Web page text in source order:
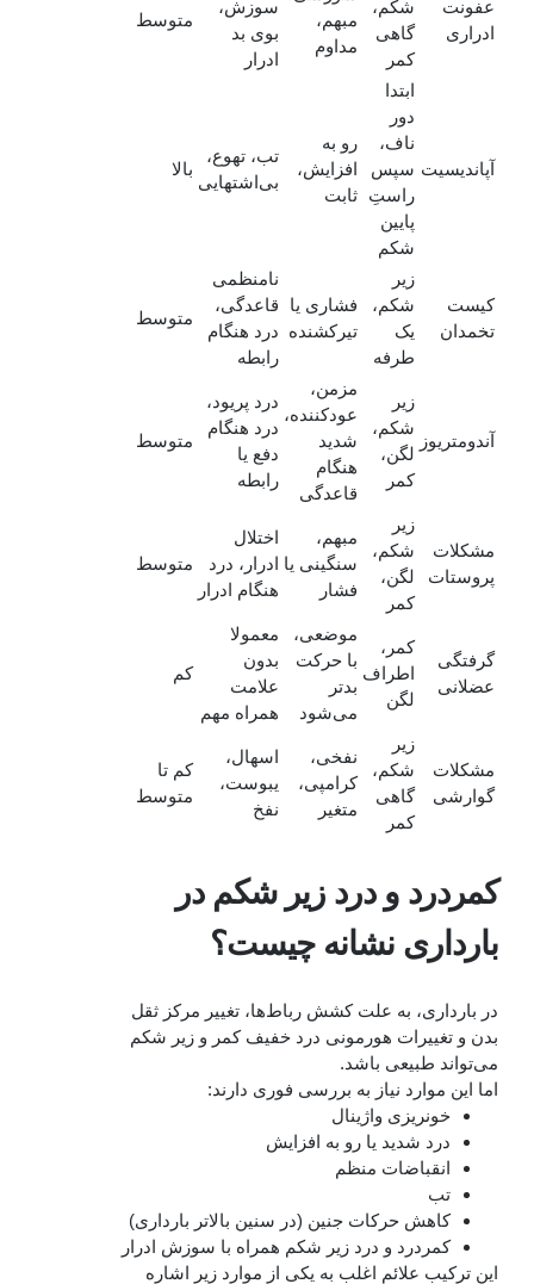
عفونت
ادراری
شکم،
گاهی
کمر
مبهم،
مداوم
سوزش،
بوی بد
ادرار
متوسط
آپاندیسیت
ابتدا
دور
ناف،
سپس
راستِ
پایین
شکم
رو به
افزایش،
ثابت
تب، تهوع،
بی‌اشتهایی
بالا
کیست
تخمدان
زیر
شکم،
یک‌
طرفه
فشاری یا
تیرکشنده
نامنظمی
قاعدگی،
درد هنگام
رابطه
متوسط
آندومتریوز
زیر
شکم،
لگن،
کمر
مزمن،
عودکننده،
شدید
هنگام
قاعدگی
درد پریود،
درد هنگام
دفع یا
رابطه
متوسط
مشکلات
پروستات
زیر
شکم،
لگن،
کمر
مبهم،
سنگینی یا
فشار
اختلال
ادرار، درد
هنگام ادرار
متوسط
گرفتگی
عضلانی
کمر،
اطراف
لگن
موضعی،
با حرکت
بدتر
می‌شود
معمولا
بدون
علامت
همراه مهم
کم
مشکلات
گوارشی
زیر
شکم،
گاهی
کمر
نفخی،
کرامپی،
متغیر
اسهال،
یبوست،
نفخ
کم تا
متوسط
کمردرد و درد زیر شکم در
بارداری نشانه چیست؟
در بارداری، به‌ علت کشش رباط‌ها، تغییر مرکز ثقل
بدن و تغییرات هورمونی درد خفیف کمر و زیر شکم
می‌تواند طبیعی باشد.
اما این موارد نیاز به بررسی فوری دارند:
خونریزی واژینال
درد شدید یا رو به افزایش
انقباضات منظم
تب
کاهش حرکات جنین (در سنین بالاتر بارداری)
کمردرد و درد زیر شکم همراه با سوزش ادرار
این ترکیب علائم اغلب به یکی از موارد زیر اشاره